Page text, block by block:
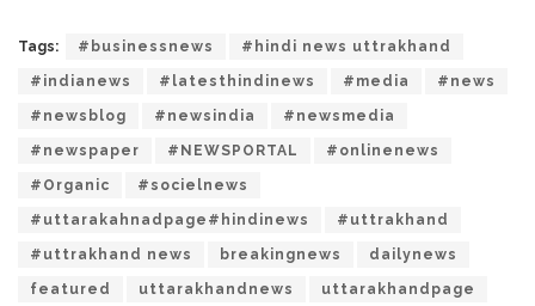
Tags: #businessnews #hindi news uttrakhand
#indianews #latesthindinews #media #news
#newsblog #newsindia #newsmedia
#newspaper #NEWSPORTAL #onlinenews
#Organic #socielnews
#uttarakahnadpage#hindinews #uttrakhand
#uttrakhand news breakingnews dailynews
featured uttarakhandnews uttarakhandpage